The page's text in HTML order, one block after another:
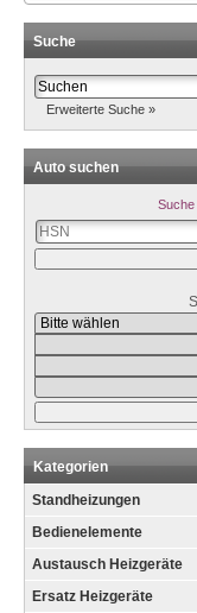
Suche
Erweiterte Suche »
Auto suchen
Suche
Kategorien
Standheizungen
Bedienelemente
Austausch Heizgeräte
Ersatz Heizgeräte